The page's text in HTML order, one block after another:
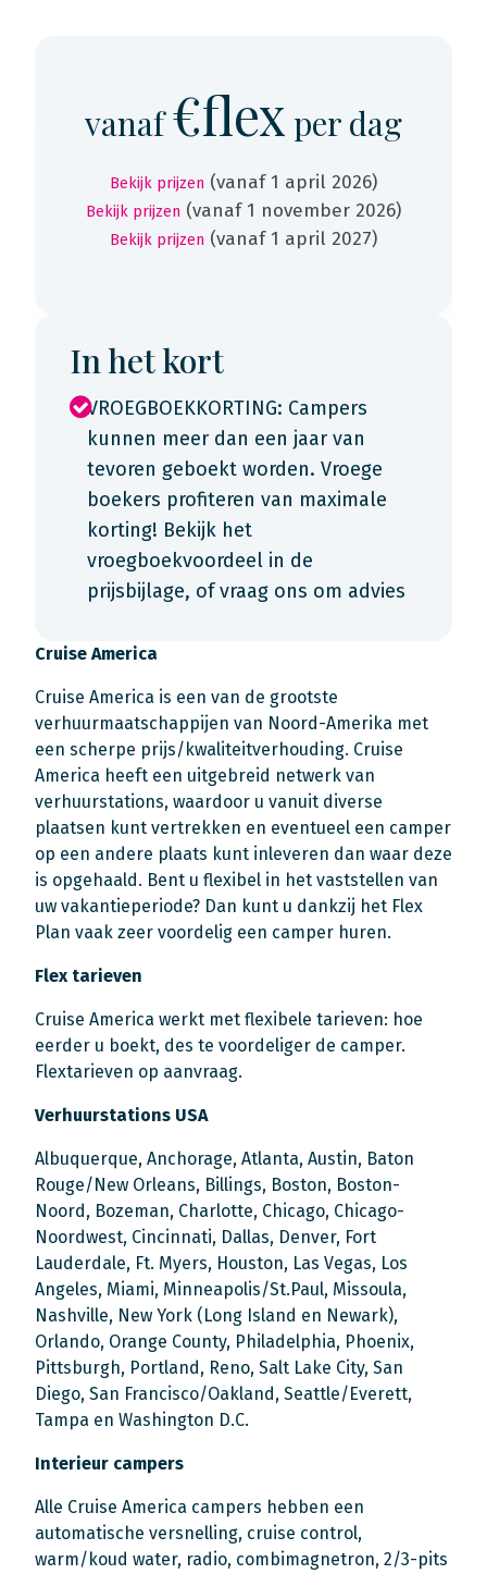
vanaf€flex per dag
Bekijk prijzen (vanaf 1 april 2026)
Bekijk prijzen (vanaf 1 november 2026)
Bekijk prijzen (vanaf 1 april 2027)
In het kort
VROEGBOEKKORTING: Campers
kunnen meer dan een jaar van
tevoren geboekt worden. Vroege
boekers profiteren van maximale
korting! Bekijk het
vroegboekvoordeel in de
prijsbijlage, of vraag ons om advies
Cruise America
Cruise America is een van de grootste
verhuurmaatschappijen van Noord-Amerika met
een scherpe prijs/kwaliteitverhouding. Cruise
America heeft een uitgebreid netwerk van
verhuurstations, waardoor u vanuit diverse
plaatsen kunt vertrekken en eventueel een camper
op een andere plaats kunt inleveren dan waar deze
is opgehaald. Bent u flexibel in het vaststellen van
uw vakantieperiode? Dan kunt u dankzij het Flex
Plan vaak zeer voordelig een camper huren.
Flex tarieven
Cruise America werkt met flexibele tarieven: hoe
eerder u boekt, des te voordeliger de camper.
Flextarieven op aanvraag.
Verhuurstations USA
Albuquerque, Anchorage, Atlanta, Austin, Baton
Rouge/New Orleans, Billings, Boston, Boston-
Noord, Bozeman, Charlotte, Chicago, Chicago-
Noordwest, Cincinnati, Dallas, Denver, Fort
Lauderdale, Ft. Myers, Houston, Las Vegas, Los
Angeles, Miami, Minneapolis/St.Paul, Missoula,
Nashville, New York (Long Island en Newark),
Orlando, Orange County, Philadelphia, Phoenix,
Pittsburgh, Portland, Reno, Salt Lake City, San
Diego, San Francisco/Oakland, Seattle/Everett,
Tampa en Washington D.C.
Interieur campers
Alle Cruise America campers hebben een
automatische versnelling, cruise control,
warm/koud water, radio, combimagnetron, 2/3-pits